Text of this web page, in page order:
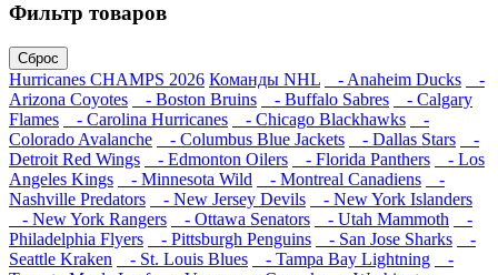
Фильтр товаров
Сброс
Hurricanes CHAMPS 2026 Команды NHL - Anaheim Ducks
-
Arizona Coyotes
- Boston Bruins - Buffalo Sabres
- Calgary
Flames
- Carolina Hurricanes - Chicago Blackhawks
-
Colorado Avalanche
- Columbus Blue Jackets - Dallas Stars
-
Detroit Red Wings
- Edmonton Oilers - Florida Panthers
- Los
Angeles Kings
- Minnesota Wild - Montreal Canadiens
-
Nashville Predators
- New Jersey Devils
- New York Islanders
- New York Rangers
- Ottawa Senators - Utah Mammoth
-
Philadelphia Flyers
- Pittsburgh Penguins - San Jose Sharks
-
Seattle Kraken
- St. Louis Blues - Tampa Bay Lightning
-